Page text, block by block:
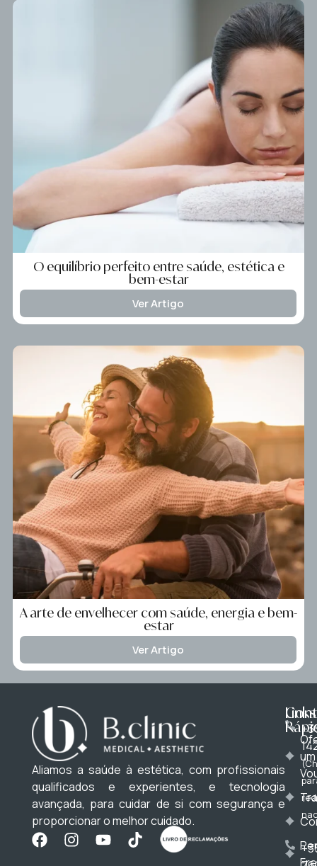
O equilíbrio perfeito entre saúde, estética e
bem-estar
Ver Artigo
A arte de envelhecer com saúde, energia e bem-
estar
Ver Artigo
Aliamos a saúde à estética, com profissionais
qualificados e experientes, e tecnologia
avançada, para cuidar de si com segurança e
proporcionar o melhor cuidado.
Links
um